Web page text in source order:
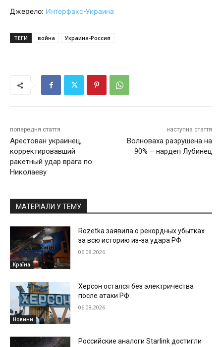
Джерело: Интерфакс-Украина
ТЕГИ война Украина-Россия
попередня стаття
Арестован украинец,
корректировавший
ракетный удар врага по
Николаеву
наступна стаття
Волноваха разрушена на
90% – нардеп Лубинец
МАТЕРІАЛИ У ТЕМУ
Країна
Rozetka заявила о рекордных убытках
за всю историю из-за удара РФ
06.08.2026
Новини
Херсон остался без электричества
после атаки РФ
06.08.2026
Российские аналоги Starlink достигли